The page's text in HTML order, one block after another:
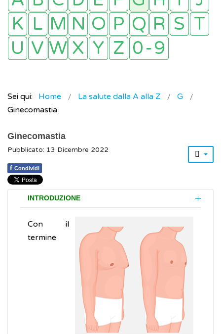
Sei qui: Home La salute dalla A alla Z
G
Ginecomastia
Ginecomastia
Pubblicato: 13 Dicembre 2022
f Condividi
INTRODUZIONE
Con il
termine